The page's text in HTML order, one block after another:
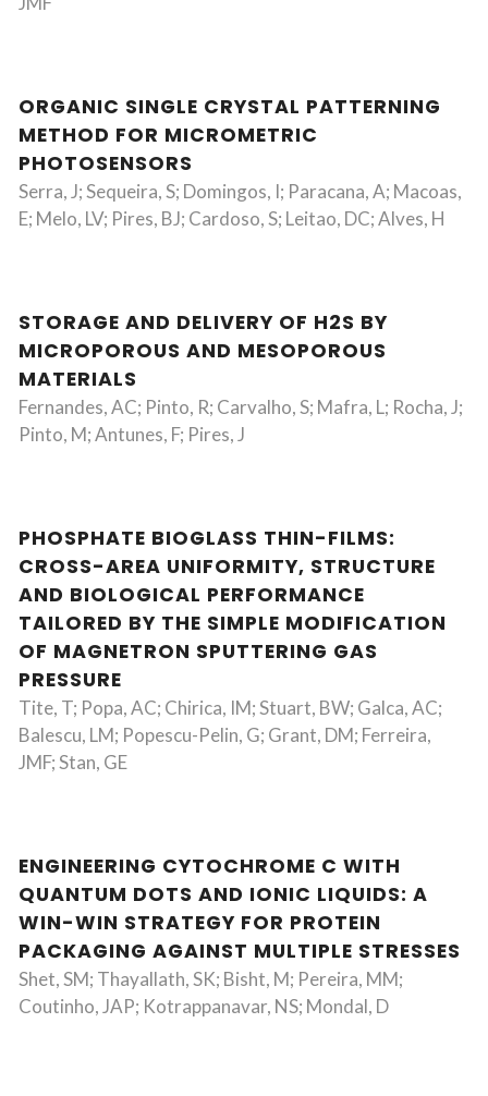
ORGANIC SINGLE CRYSTAL PATTERNING
METHOD FOR MICROMETRIC
PHOTOSENSORS
Serra, J; Sequeira, S; Domingos, I; Paracana, A; Macoas,
E; Melo, LV; Pires, BJ; Cardoso, S; Leitao, DC; Alves, H
STORAGE AND DELIVERY OF H2S BY
MICROPOROUS AND MESOPOROUS
MATERIALS
Fernandes, AC; Pinto, R; Carvalho, S; Mafra, L; Rocha, J;
Pinto, M; Antunes, F; Pires, J
PHOSPHATE BIOGLASS THIN-FILMS:
CROSS-AREA UNIFORMITY, STRUCTURE
AND BIOLOGICAL PERFORMANCE
TAILORED BY THE SIMPLE MODIFICATION
OF MAGNETRON SPUTTERING GAS
PRESSURE
Tite, T; Popa, AC; Chirica, IM; Stuart, BW; Galca, AC;
Balescu, LM; Popescu-Pelin, G; Grant, DM; Ferreira,
JMF; Stan, GE
ENGINEERING CYTOCHROME C WITH
QUANTUM DOTS AND IONIC LIQUIDS: A
WIN-WIN STRATEGY FOR PROTEIN
PACKAGING AGAINST MULTIPLE STRESSES
Shet, SM; Thayallath, SK; Bisht, M; Pereira, MM;
Coutinho, JAP; Kotrappanavar, NS; Mondal, D